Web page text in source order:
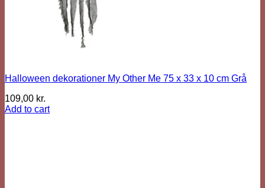
Halloween dekorationer My Other Me 75 x 33 x 10 cm Grå
109,00 kr.
Add to cart